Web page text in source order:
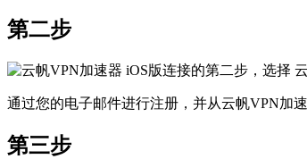
第二步
通过您的电子邮件进行注册，并从云帆VPN加
第三步